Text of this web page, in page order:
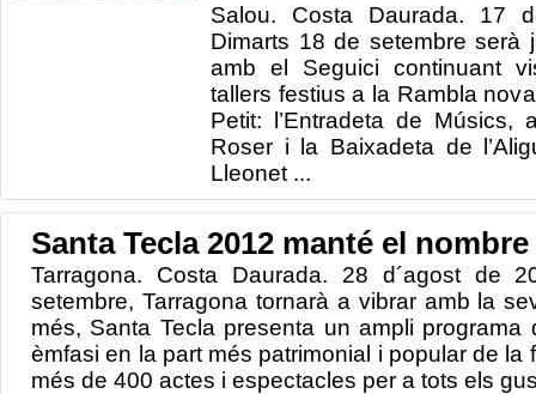
Salou. Costa Daurada. 17
Dimarts 18 de setembre serà
amb el Seguici continuant
tallers festius a la Rambla
Petit: l’Entradeta de
Roser i la Baixadeta de
Lleonet ...
Santa Tecla 2012 manté el
Tarragona. Costa Daurada. 28 d´agost de
setembre, Tarragona tornarà a vibrar amb la
més, Santa Tecla presenta un ampli programa
èmfasi en la part més patrimonial i popular de la
més de 400 actes i espectacles per a tots els